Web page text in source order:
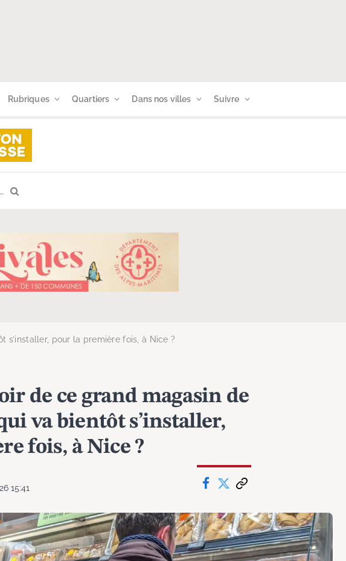
Rubriques Quartiers Dans nos villes Suivre
pour la première fois, à Nice ?
de ce grand magasin de
va bientôt s’installer,
fois, à Nice ?
15:41